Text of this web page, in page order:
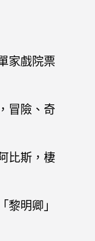
家戲院票
冒險、奇
比斯，棲
明卿」